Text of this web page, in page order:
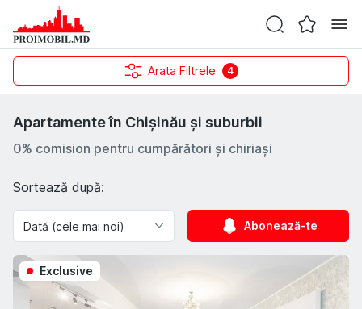
Arata Filtrele 4
Apartamente în Chișinău și suburbii
0% comision pentru cumpărători și chiriași
Sortează după:
Abonează-te
Exclusive